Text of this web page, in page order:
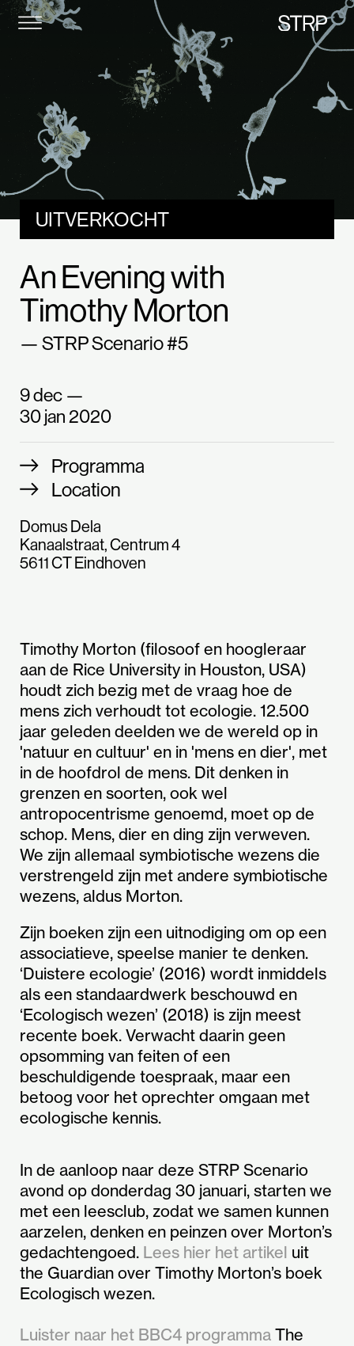
STRP
UITVERKOCHT
An Evening with
Timothy Morton
— STRP Scenario #5
9 dec —
30 jan 2020
Programma
Location
Domus Dela
Kanaalstraat, Centrum 4
5611 CT Eindhoven
Timothy Morton (filosoof en hoogleraar
aan de Rice University in Houston, USA)
houdt zich bezig met de vraag hoe de
mens zich verhoudt tot ecologie. 12.500
jaar geleden deelden we de wereld op in
'natuur en cultuur' en in 'mens en dier', met
in de hoofdrol de mens. Dit denken in
grenzen en soorten, ook wel
antropocentrisme genoemd, moet op de
schop. Mens, dier en ding zijn verweven.
We zijn allemaal symbiotische wezens die
verstrengeld zijn met andere symbiotische
wezens, aldus Morton.
Zijn boeken zijn een uitnodiging om op een
associatieve, speelse manier te denken.
‘Duistere ecologie’ (2016) wordt inmiddels
als een standaardwerk beschouwd en
‘Ecologisch wezen’ (2018) is zijn meest
recente boek. Verwacht daarin geen
opsomming van feiten of een
beschuldigende toespraak, maar een
betoog voor het oprechter omgaan met
ecologische kennis.
In de aanloop naar deze STRP Scenario
avond op donderdag 30 januari, starten we
met een leesclub, zodat we samen kunnen
aarzelen, denken en peinzen over Morton’s
gedachtengoed. Lees hier het artikel uit
the Guardian over Timothy Morton’s boek
Ecologisch wezen.
Luister naar het BBC4 programma The